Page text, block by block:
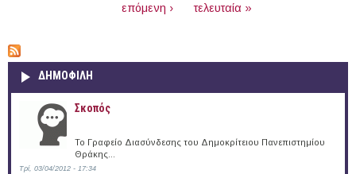
επόμενη ›
τελευταία »
ΔΗΜΟΦΙΛΗ
Σκοπός
Το Γραφείο Διασύνδεσης του Δημοκρίτειου Πανεπιστημίου
Θράκης...
Τρί, 03/04/2012 - 17:34